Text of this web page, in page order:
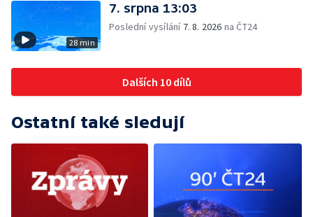
28 min
7. srpna 13:03
Poslední vysílání 7. 8. 2026 na ČT24
Dalších 10 dílů
Ostatní také sledují